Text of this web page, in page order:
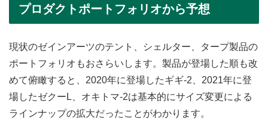
プロダクトポートフォリオから予想
現状のゼインアーツのテント、シェルター、タープ製品の
ポートフォリオもおさらいします。製品が登場した順も改
めて俯瞰すると、2020年に登場したギギ-2、2021年に登
場したゼクーL、オキトマ-2は基本的にサイズ変更による
ラインナップの拡大だったことがわかります。